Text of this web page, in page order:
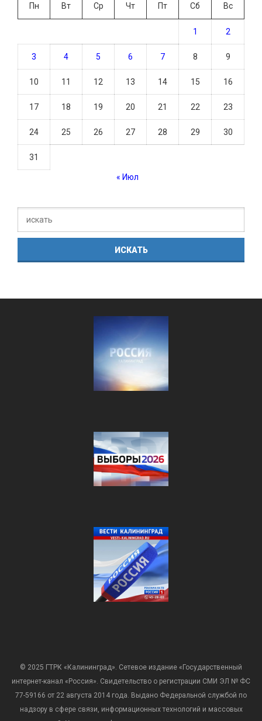
Пн
Вт Ср Чт Пт Сб Вс
1 2
3 4 5 6 7 8 9
10 11 12 13 14 15 16
17 18 19 20 21 22 23
24 25 26 27 28 29 30
31
« Июл
© 2025 ГТРК «Калининград». Сетевое издание «Государственный
интернет-канал «Россия». Свидетельство о регистрации СМИ ЭЛ № ФС
77-59166 от 22 августа 2014 года. Выдано Федеральной службой по
надзору в сфере связи, информационных технологий и массовых